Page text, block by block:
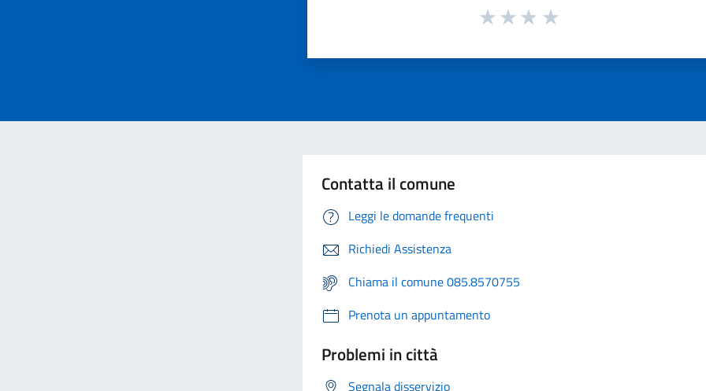
Contatta il comune
Leggi le domande frequenti
Richiedi Assistenza
Chiama il comune 085.8570755
Prenota un appuntamento
Problemi in città
Segnala disservizio